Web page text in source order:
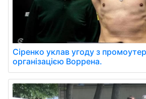
Сіренко уклав угоду з
організацією Воррена.